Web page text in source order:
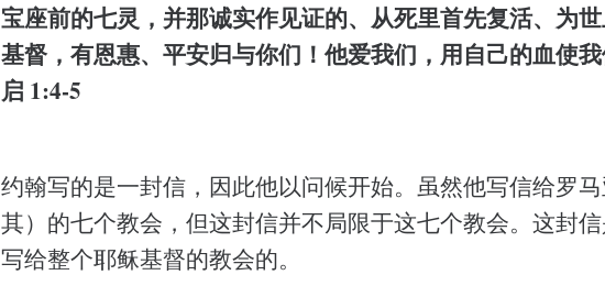
宝座前的七灵，并那诚实作见证的、从死里首先复活、为
基督，有恩惠、平安归与你们！他爱我们，用自己的血使
启 1:4-5
约翰写的是一封信，因此他以问候开始。虽然他写信给罗
其）的七个教会，但这封信并不局限于这七个教会。这封
写给整个耶稣基督的教会的。